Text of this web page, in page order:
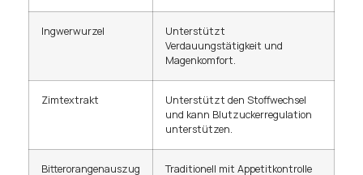
Ingwerwurzel
Unterstützt
Verdauungstätigkeit und
Magenkomfort.
Zimtextrakt
Unterstützt den Stoffwechsel
und kann Blutzuckerregulation
unterstützen.
Bitterorangenauszug Traditionell mit Appetitkontrolle